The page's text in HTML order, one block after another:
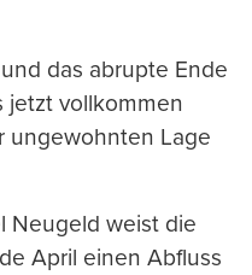
das abrupte Ende
jetzt vollkommen
ungewohnten Lage
Neugeld weist die
April einen Abfluss